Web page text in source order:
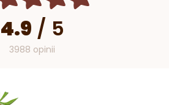
4.9 / 5
3988 opinii